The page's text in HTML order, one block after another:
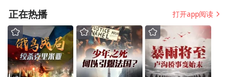
动力
正在热播 打开app阅读